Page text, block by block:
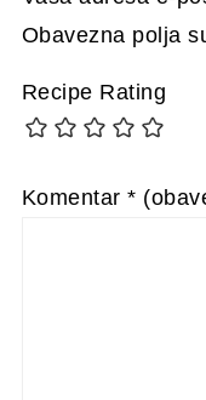
Obavezna polja
Recipe Rating
Komentar*